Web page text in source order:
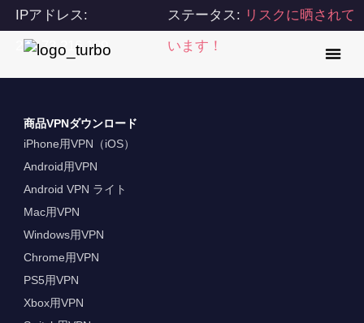
IPアドレス:
216.73.216.189
ステータス: リスクに晒されて
います！
商品VPNダウンロード
iPhone用VPN（iOS）
Android用VPN
Android VPN ライト
Mac用VPN
Windows用VPN
Chrome用VPN
PS5用VPN
Xbox用VPN